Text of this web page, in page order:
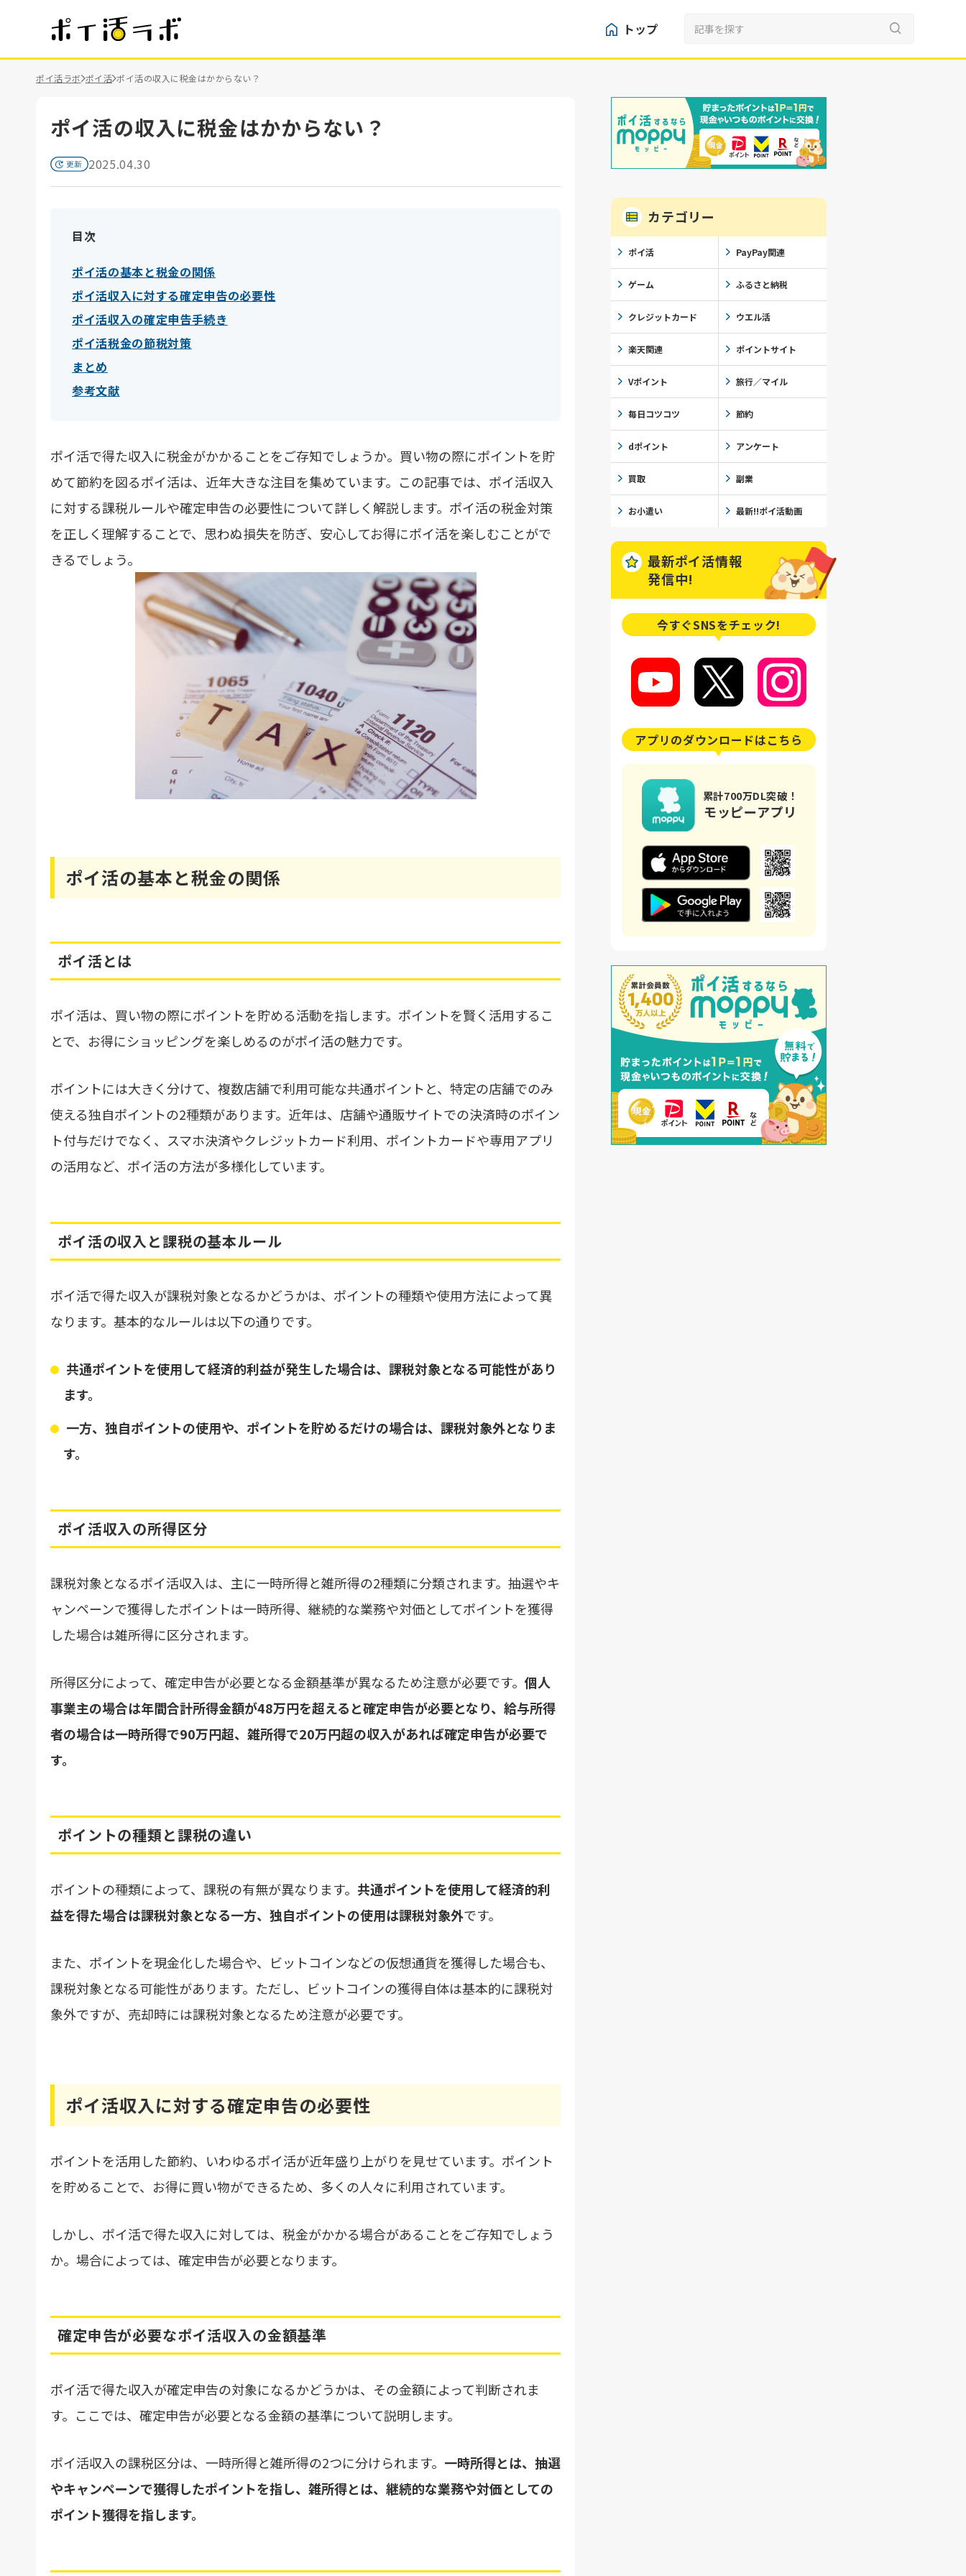
トップ
ポイ活ラボ ポイ活 ポイ活の収入に税金はかからない？
ポイ活の収入に税金はかからない？
2025.04.30
目次
ポイ活の基本と税金の関係
ポイ活収入に対する確定申告の必要性
ポイ活収入の確定申告手続き
ポイ活税金の節税対策
まとめ
参考文献
ポイ活で得た収入に税金がかかることをご存知でしょうか。買い物の際にポイントを貯
めて節約を図るポイ活は、近年大きな注目を集めています。この記事では、ポイ活収入
に対する課税ルールや確定申告の必要性について詳しく解説します。ポイ活の税金対策
を正しく理解することで、思わぬ損失を防ぎ、安心してお得にポイ活を楽しむことがで
きるでしょう。
ポイ活の基本と税金の関係
ポイ活とは
ポイ活は、買い物の際にポイントを貯める活動を指します。ポイントを賢く活用するこ
とで、お得にショッピングを楽しめるのがポイ活の魅力です。
ポイントには大きく分けて、複数店舗で利用可能な共通ポイントと、特定の店舗でのみ
使える独自ポイントの2種類があります。近年は、店舗や通販サイトでの決済時のポイン
ト付与だけでなく、スマホ決済やクレジットカード利用、ポイントカードや専用アプリ
の活用など、ポイ活の方法が多様化しています。
ポイ活の収入と課税の基本ルール
ポイ活で得た収入が課税対象となるかどうかは、ポイントの種類や使用方法によって異
なります。基本的なルールは以下の通りです。
共通ポイントを使用して経済的利益が発生した場合は、課税対象となる可能性があり
ます。
一方、独自ポイントの使用や、ポイントを貯めるだけの場合は、課税対象外となりま
す。
ポイ活収入の所得区分
課税対象となるポイ活収入は、主に一時所得と雑所得の2種類に分類されます。抽選やキ
ャンペーンで獲得したポイントは一時所得、継続的な業務や対価としてポイントを獲得
した場合は雑所得に区分されます。
所得区分によって、確定申告が必要となる金額基準が異なるため注意が必要です。 個人
事業主の場合は年間合計所得金額が48万円を超えると確定申告が必要となり、給与所得
者の場合は一時所得で90万円超、雑所得で20万円超の収入があれば確定申告が必要で
す。
ポイントの種類と課税の違い
ポイントの種類によって、課税の有無が異なります。 共通ポイントを使用して経済的利
益を得た場合は課税対象となる一方、独自ポイントの使用は課税対象外です。
また、ポイントを現金化した場合や、ビットコインなどの仮想通貨を獲得した場合も、
課税対象となる可能性があります。ただし、ビットコインの獲得自体は基本的に課税対
象外ですが、売却時には課税対象となるため注意が必要です。
ポイ活収入に対する確定申告の必要性
ポイントを活用した節約、いわゆるポイ活が近年盛り上がりを見せています。ポイント
を貯めることで、お得に買い物ができるため、多くの人々に利用されています。
しかし、ポイ活で得た収入に対しては、税金がかかる場合があることをご存知でしょう
か。場合によっては、確定申告が必要となります。
確定申告が必要なポイ活収入の金額基準
ポイ活で得た収入が確定申告の対象になるかどうかは、その金額によって判断されま
す。ここでは、確定申告が必要となる金額の基準について説明します。
ポイ活収入の課税区分は、一時所得と雑所得の2つに分けられます。 一時所得とは、抽選
やキャンペーンで獲得したポイントを指し、雑所得とは、継続的な業務や対価としての
ポイント獲得を指します。
カテゴリー
ポイ活 PayPay関連
ゲーム ふるさと納税
クレジットカード ウエル活
楽天関連 ポイントサイト
Vポイント 旅行／マイル
毎日コツコツ 節約
dポイント アンケート
買取 副業
お小遣い 最新!!ポイ活動画
最新ポイ活情報
発信中!
今すぐSNSをチェック!
アプリのダウンロードはこちら
累計700万DL突破！
モッピーアプリ